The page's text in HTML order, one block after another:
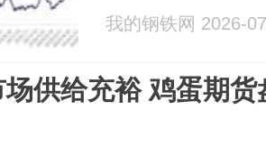
我的钢铁网 2026-
供给充裕 鸡蛋期